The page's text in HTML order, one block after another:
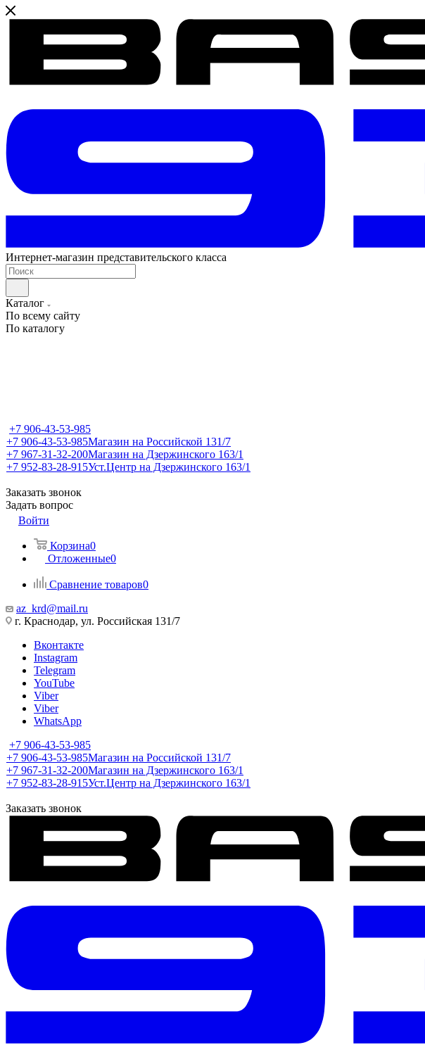
Интернет-магазин представительского класса
Каталог
По всему сайту
По каталогу
+7 906-43-53-985
+7 906-43-53-985Магазин на Российской 131/7
+7 967-31-32-200Магазин на Дзержинского 163/1
+7 952-83-28-915Уст.Центр на Дзержинского 163/1
Заказать звонок
Задать вопрос
Войти
Корзина0
Отложенные0
Сравнение товаров0
az_krd@mail.ru
г. Краснодар, ул. Российская 131/7
Вконтакте
Instagram
Telegram
YouTube
Viber
Viber
WhatsApp
+7 906-43-53-985
+7 906-43-53-985Магазин на Российской 131/7
+7 967-31-32-200Магазин на Дзержинского 163/1
+7 952-83-28-915Уст.Центр на Дзержинского 163/1
Заказать звонок